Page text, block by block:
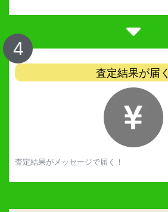
4
査定結果が届く
査定結果がメッセージで届く！